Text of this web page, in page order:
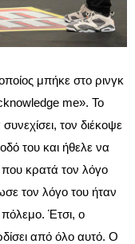
μπήκε στο ρινγκ
me». Το
τον διέκοψε
του και ήθελε να
κρατά τον λόγο
τον λόγο του ήταν
Έτσι, ο
από όλο αυτό. Ο